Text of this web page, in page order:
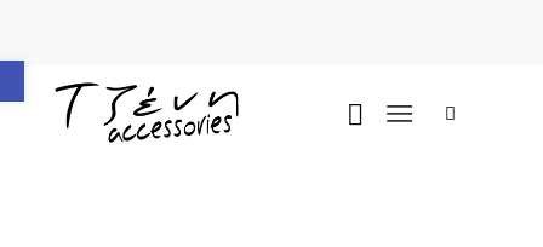
Ανοίξτε τη γραμμή εργαλείων